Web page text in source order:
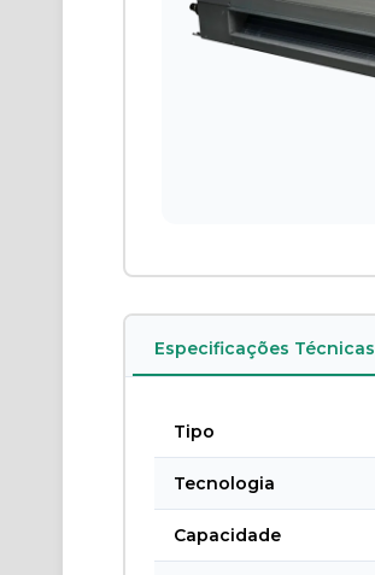
Especificações Técnicas
Tipo
Tecnologia
Capacidade